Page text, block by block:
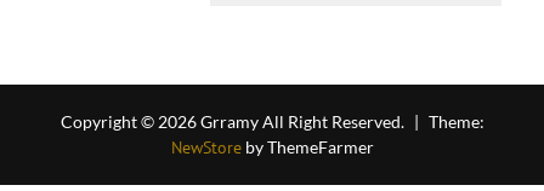
Copyright © 2026 Grramy All Right Reserved. | Theme:
NewStoreby ThemeFarmer